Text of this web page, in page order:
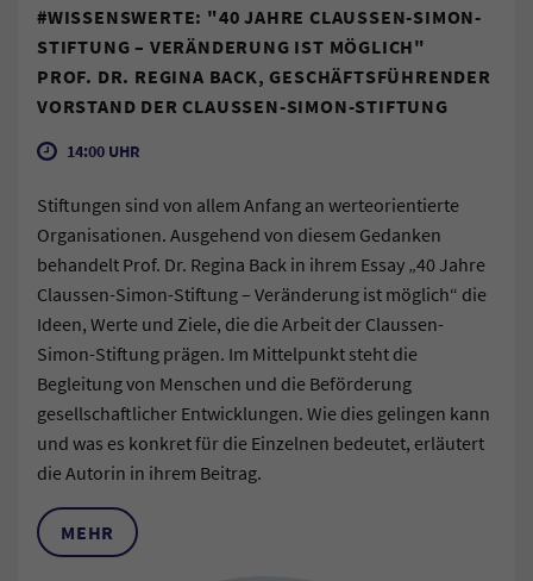
#WISSENSWERTE: "40 JAHRE CLAUSSEN-SIMON-
STIFTUNG – VERÄNDERUNG IST MÖGLICH"
PROF. DR. REGINA BACK, GESCHÄFTSFÜHRENDER
VORSTAND DER CLAUSSEN-SIMON-STIFTUNG
14:00 UHR
Stiftungen sind von allem Anfang an werteorientierte
Organisationen. Ausgehend von diesem Gedanken
behandelt Prof. Dr. Regina Back in ihrem Essay „40 Jahre
Claussen-Simon-Stiftung – Veränderung ist möglich“ die
Ideen, Werte und Ziele, die die Arbeit der Claussen-
Simon-Stiftung prägen. Im Mittelpunkt steht die
Begleitung von Menschen und die Beförderung
gesellschaftlicher Entwicklungen. Wie dies gelingen kann
und was es konkret für die Einzelnen bedeutet, erläutert
die Autorin in ihrem Beitrag.
MEHR